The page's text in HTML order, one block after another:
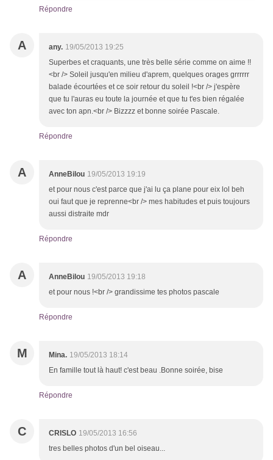
Répondre
A any. 19/05/2013 19:25
Superbes et craquants, une très belle série comme on aime !!
<br /> Soleil jusqu'en milieu d'aprem, quelques orages grrrrrr
balade écourtées et ce soir retour du soleil !<br /> j'espère
que tu l'auras eu toute la journée et que tu t'es bien régalée
avec ton apn.<br /> Bizzzz et bonne soirée Pascale.
Répondre
A AnneBilou 19/05/2013 19:19
et pour nous c'est parce que j'ai lu ça plane pour eix lol beh
oui faut que je reprenne<br /> mes habitudes et puis toujours
aussi distraite mdr
Répondre
A AnneBilou 19/05/2013 19:18
et pour nous !<br /> grandissime tes photos pascale
Répondre
M Mina. 19/05/2013 18:14
En famille tout là haut! c'est beau .Bonne soirée, bise
Répondre
C CRISLO 19/05/2013 16:56
tres belles photos d'un bel oiseau...